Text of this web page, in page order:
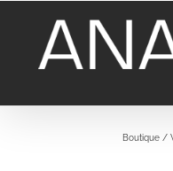
Boutique /